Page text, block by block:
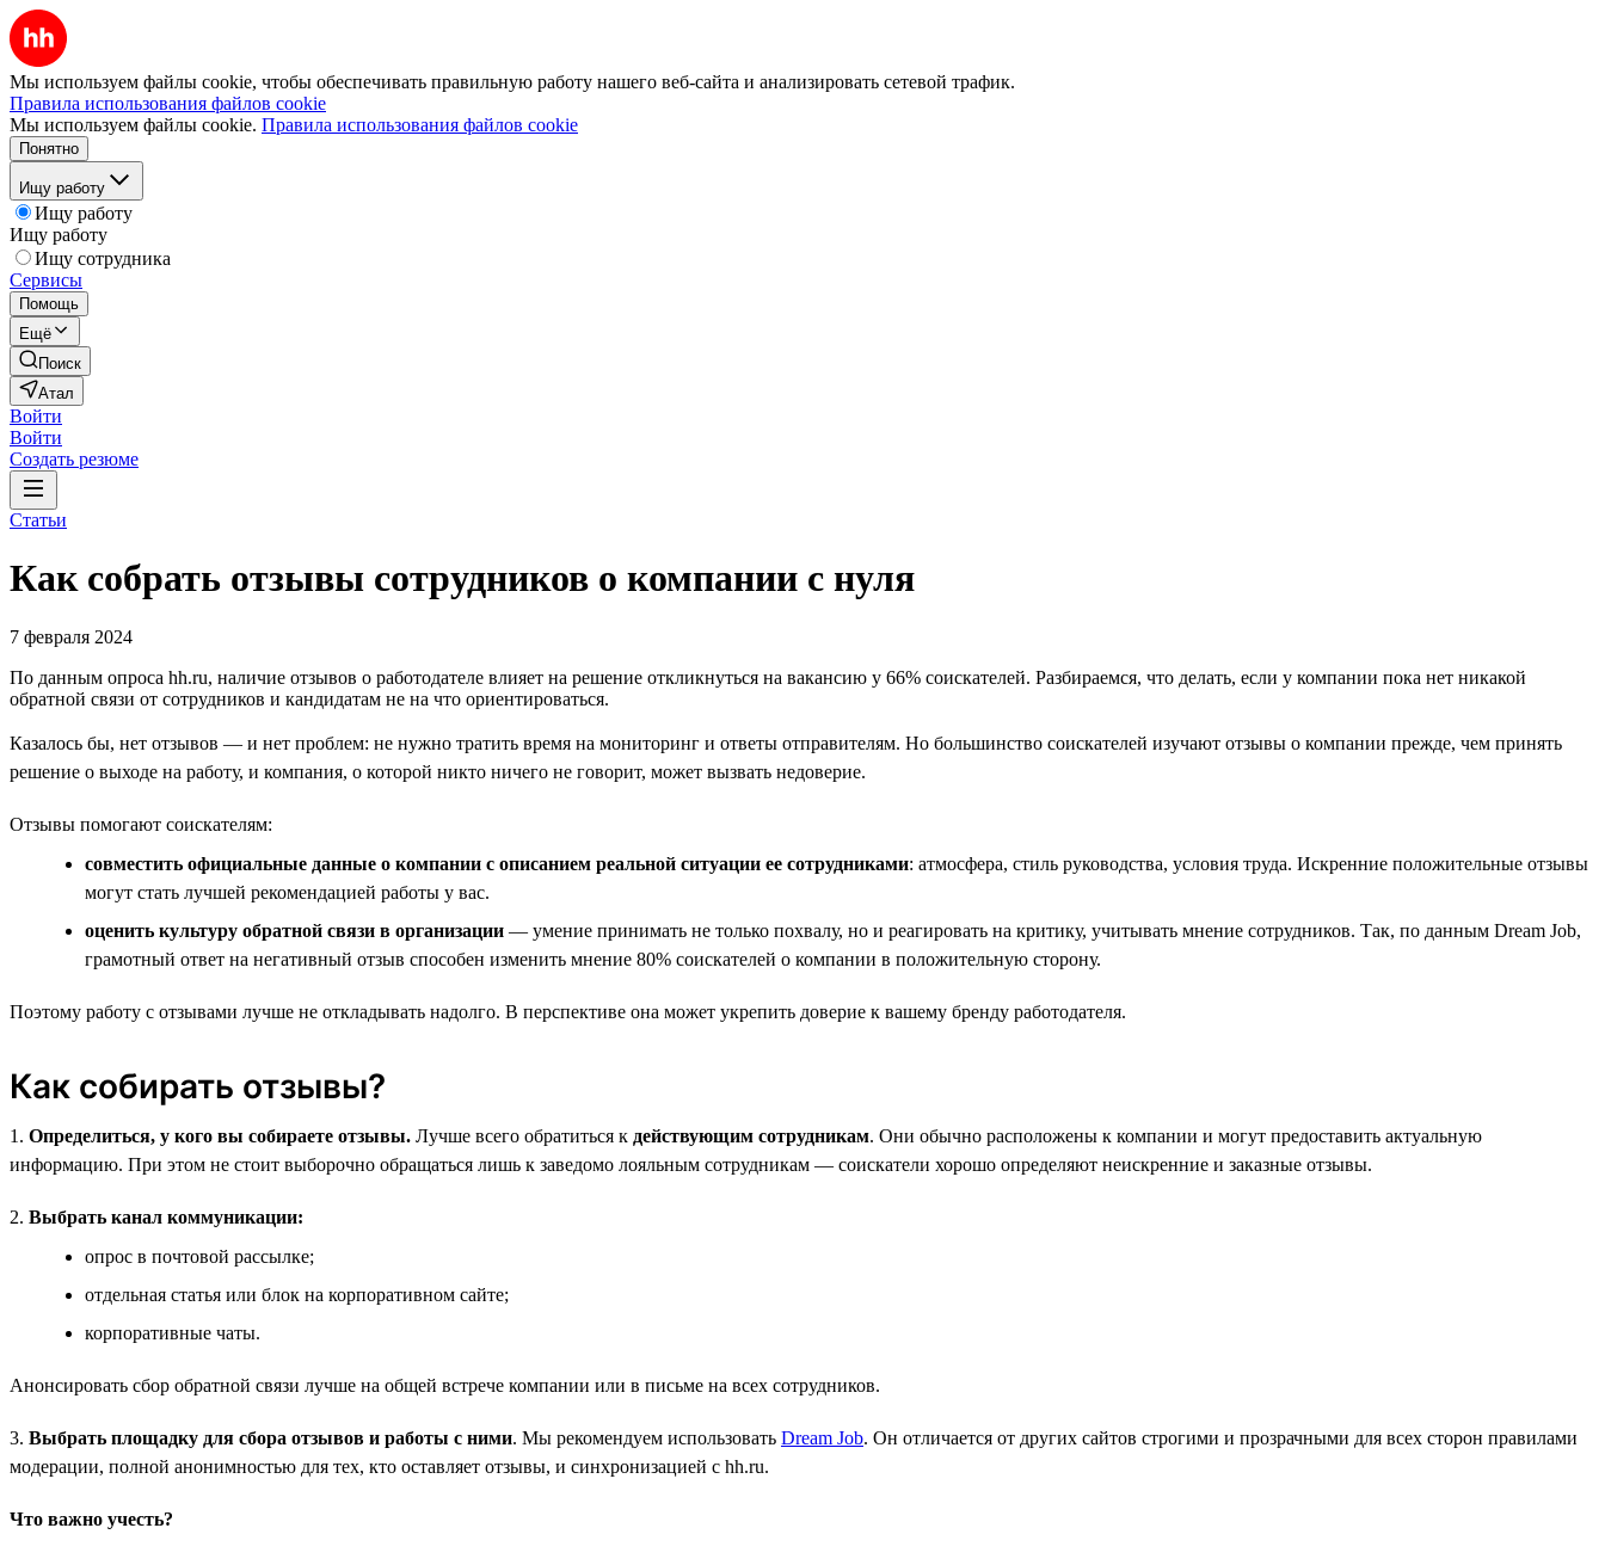
Мы используем файлы cookie, чтобы обеспечивать правильную работу нашего веб-сайта и анализировать сетевой трафик.
Правила использования файлов cookie
Мы используем файлы cookie. Правила использования файлов cookie
Понятно
Ищу работу
Ищу работу
Ищу работу
Ищу сотрудника
Сервисы
Помощь
Ещё
Поиск
Атал
Войти
Войти
Создать резюме
Статьи
Как собрать отзывы сотрудников о компании с нуля
7 февраля 2024
По данным опроса hh.ru, наличие отзывов о работодателе влияет на решение откликнуться на вакансию у 66% соискателей. Разбираемся, что делать, если у компании пока нет никакой
обратной связи от сотрудников и кандидатам не на что ориентироваться.
Казалось бы, нет отзывов — и нет проблем: не нужно тратить время на мониторинг и ответы отправителям. Но большинство соискателей изучают отзывы о компании прежде, чем принять
решение о выходе на работу, и компания, о которой никто ничего не говорит, может вызвать недоверие.
Отзывы помогают соискателям:
совместить официальные данные о компании с описанием реальной ситуации ее сотрудниками: атмосфера, стиль руководства, условия труда. Искренние положительные отзывы
могут стать лучшей рекомендацией работы у вас.
оценить культуру обратной связи в организации — умение принимать не только похвалу, но и реагировать на критику, учитывать мнение сотрудников. Так, по данным Dream Job,
грамотный ответ на негативный отзыв способен изменить мнение 80% соискателей о компании в положительную сторону.
Поэтому работу с отзывами лучше не откладывать надолго. В перспективе она может укрепить доверие к вашему бренду работодателя.
Как собирать отзывы?
1. Определиться, у кого вы собираете отзывы. Лучше всего обратиться к действующим сотрудникам. Они обычно расположены к компании и могут предоставить актуальную
информацию. При этом не стоит выборочно обращаться лишь к заведомо лояльным сотрудникам — соискатели хорошо определяют неискренние и заказные отзывы.
2. Выбрать канал коммуникации:
опрос в почтовой рассылке;
отдельная статья или блок на корпоративном сайте;
корпоративные чаты.
Анонсировать сбор обратной связи лучше на общей встрече компании или в письме на всех сотрудников.
3. Выбрать площадку для сбора отзывов и работы с ними. Мы рекомендуем использовать Dream Job. Он отличается от других сайтов строгими и прозрачными для всех сторон правилами
модерации, полной анонимностью для тех, кто оставляет отзывы, и синхронизацией с hh.ru.
Что важно учесть?